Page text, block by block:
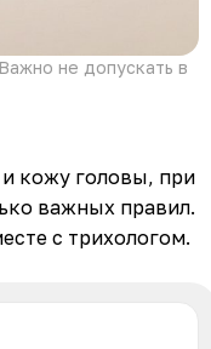
не допускать в
кожу головы, при
важных правил.
с трихологом.